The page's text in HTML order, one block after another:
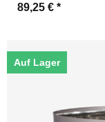
89,25 € *
Auf Lager